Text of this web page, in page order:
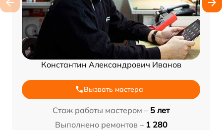
Константин Александрович Иванов
Вызвать мастера
Стаж работы мастером – 5 лет
Выполнено ремонтов – 1 280